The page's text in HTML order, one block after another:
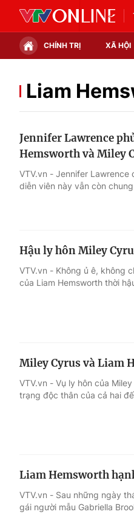
CHÍNH TRỊ XÃ HỘI
Chính trị
Tin tức
Thế giới đó đây
Câu chuyện quốc tế
Điện ảnh
Âm nhạc
Sao
Liam
Jennifer Lawrence
Hemsworth và Miley
VTV.vn - Jennifer Lawrence
diễn viên này vẫn còn
Hậu ly hôn Miley
VTV.vn - Không ủ ê, không
của Liam Hemsworth thời
Miley Cyrus và Liam
VTV.vn - Vụ ly hôn của
trạng độc thân của cả hai
Liam Hemsworth
VTV.vn - Sau những ngày
gái người mẫu Gabriella